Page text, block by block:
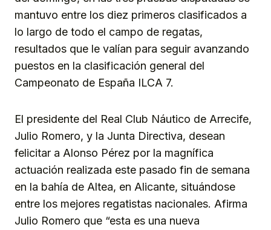
mantuvo entre los diez primeros clasificados a
lo largo de todo el campo de regatas,
resultados que le valían para seguir avanzando
puestos en la clasificación general del
Campeonato de España ILCA 7.
El presidente del Real Club Náutico de Arrecife,
Julio Romero, y la Junta Directiva, desean
felicitar a Alonso Pérez por la magnífica
actuación realizada este pasado fin de semana
en la bahía de Altea, en Alicante, situándose
entre los mejores regatistas nacionales. Afirma
Julio Romero que “esta es una nueva